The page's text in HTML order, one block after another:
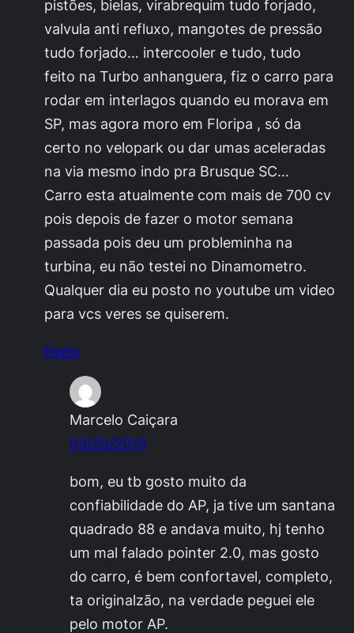
pistões, bielas, virabrequim tudo forjado,
valvula anti refluxo, mangotes de pressão
tudo forjado… intercooler e tudo, tudo
feito na Turbo anhanguera, fiz o carro para
rodar em interlagos quando eu morava em
SP, mas agora moro em Floripa , só da
certo no velopark ou dar umas aceleradas
na via mesmo indo pra Brusque SC…
Carro esta atualmente com mais de 700 cv
pois depois de fazer o motor semana
passada pois deu um probleminha na
turbina, eu não testei no Dinamometro.
Qualquer dia eu posto no youtube um video
para vcs veres se quiserem.
Reply
Marcelo Caiçara
03/20/2013
bom, eu tb gosto muito da
confiabilidade do AP, ja tive um santana
quadrado 88 e andava muito, hj tenho
um mal falado pointer 2.0, mas gosto
do carro, é bem confortavel, completo,
ta originalzão, na verdade peguei ele
pelo motor AP.